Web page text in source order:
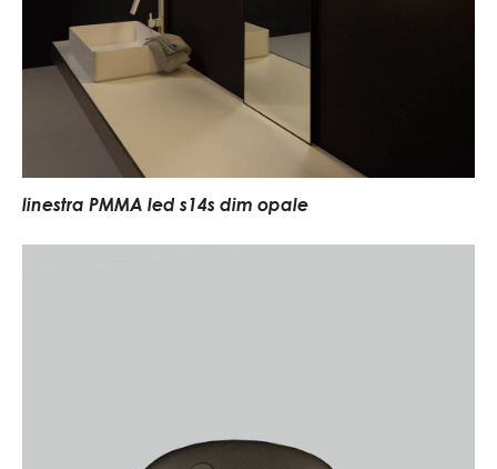
linestra PMMA led s14s dim opale